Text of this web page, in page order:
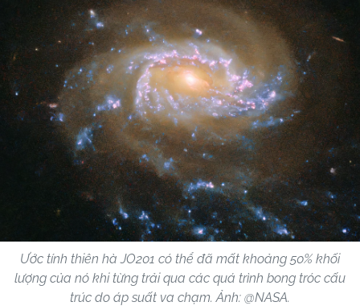
Ước tính thiên hà JO201 có thể đã mất khoảng 50% khối
lượng của nó khi từng trải qua các quá trình bong tróc cấu
trúc do áp suất va chạm. Ảnh: @NASA.